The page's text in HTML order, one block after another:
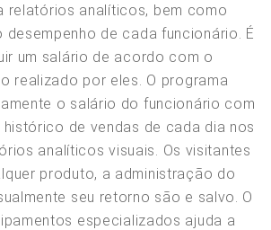
relatórios analíticos, bem como
de cada funcionário. É
um salário de acordo com o
realizado por eles. O programa
o salário do funcionário com
histórico de vendas de cada dia nos
analíticos visuais. Os visitantes
produto, a administração do
seu retorno são e salvo. O
especializados ajuda a